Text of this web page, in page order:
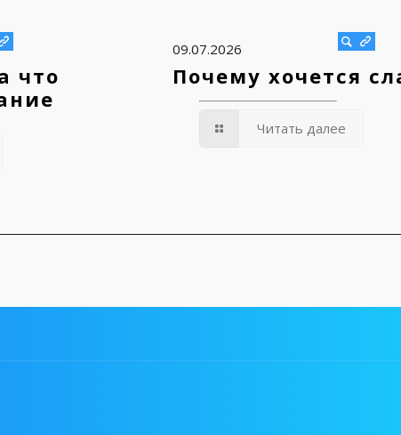
что
09.07.2026
Почему хочется
Читать далее